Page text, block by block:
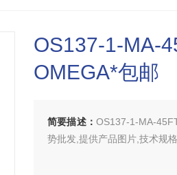
OS137-1-
OMEGA*包邮
简要描述： OS137-1-MA-
势批发,提供产品图片,技术规